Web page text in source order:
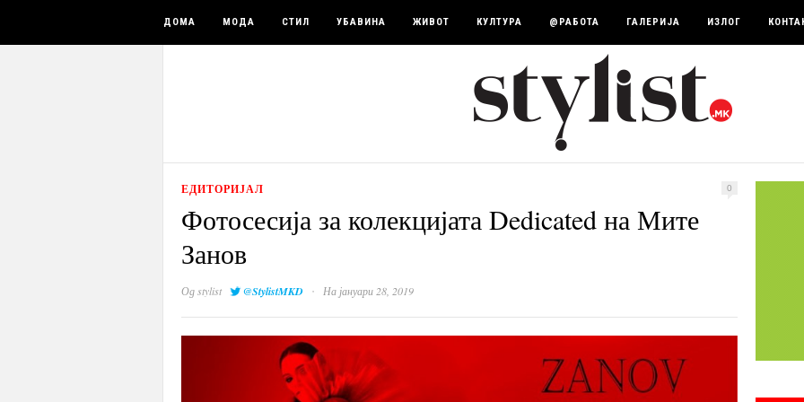
ДОМА МОДА СТИЛ УБАВИНА ЖИВОТ КУЛТУРА @РАБОТА ГАЛЕРИЈА ИЗЛОГ
ЕДИТОРИЈАЛ 0
Фотосесија за колекцијата Dedicated на Мите
Занов
Одstylist @StylistMKD · На јануари 28, 2019